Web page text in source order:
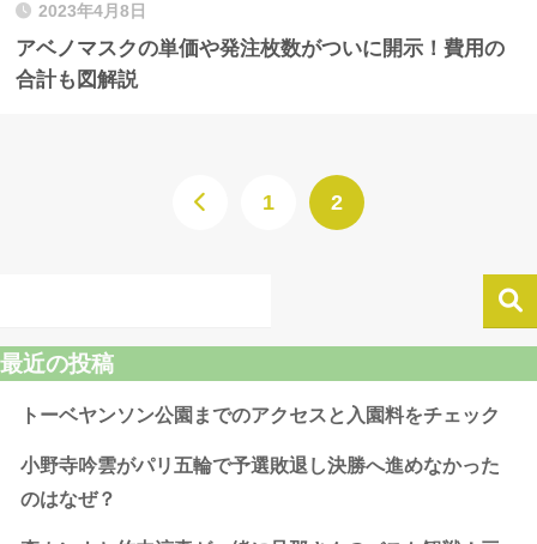
2023年4月8日
アベノマスクの単価や発注枚数がついに開示！費用の
合計も図解説
1 2
最近の投稿
トーベヤンソン公園までのアクセスと入園料をチェック
小野寺吟雲がパリ五輪で予選敗退し決勝へ進めなかった
のはなぜ？